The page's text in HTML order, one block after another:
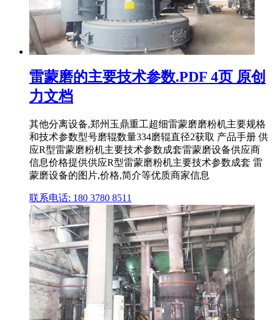
雷蒙磨的主要技术参数.PDF 4页 原创
力文档
其他分离设备,郑州玉鼎重工超细雷蒙磨磨粉机主要规格
和技术参数型号磨辊数量334磨辊直径2获取 产品手册 供
应R型雷蒙磨粉机主要技术参数成套雷蒙磨设备供应商
信息价格提供供应R型雷蒙磨粉机主要技术参数成套 雷
蒙磨设备的图片,价格,简介等优质商家信息
联系电话: 180 3780 8511